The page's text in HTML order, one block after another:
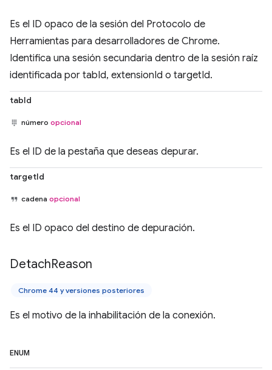
Es el ID opaco de la sesión del Protocolo de
Herramientas para desarrolladores de Chrome.
Identifica una sesión secundaria dentro de la sesión raíz
identificada por tabId, extensionId o targetId.
tabId
número opcional
Es el ID de la pestaña que deseas depurar.
targetId
cadena opcional
Es el ID opaco del destino de depuración.
DetachReason
Chrome 44 y versiones posteriores
Es el motivo de la inhabilitación de la conexión.
ENUM